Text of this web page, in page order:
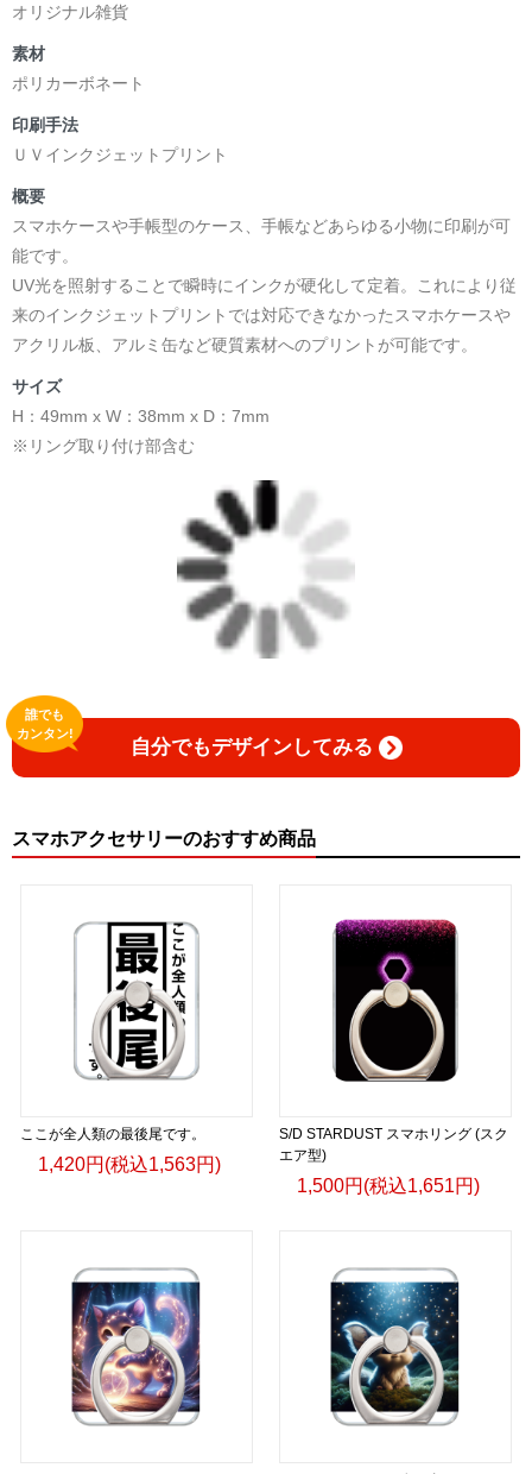
オリジナル雑貨
素材
ポリカーボネート
印刷手法
ＵＶインクジェットプリント
概要
スマホケースや手帳型のケース、手帳などあらゆる小物に印刷が可
能です。
UV光を照射することで瞬時にインクが硬化して定着。これにより従
来のインクジェットプリントでは対応できなかったスマホケースや
アクリル板、アルミ缶など硬質素材へのプリントが可能です。
サイズ
H：49mm x W：38mm x D：7mm
※リング取り付け部含む
自分でもデザインしてみる
誰でも
カンタン!
スマホアクセサリーのおすすめ商品
ここが全人類の最後尾です。
1,420円(税込1,563円)
S/D STARDUST スマホリング (スク
エア型)
1,500円(税込1,651円)